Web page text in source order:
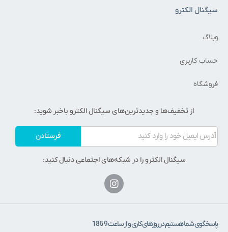
سیگنال الکترو
وبلاگ
حساب کاربری
فروشگاه
از تخفیف‌ها و جدیدترین‌های سیگنال الکترو باخبر شوید:
فرستادن
سیگنال الکترو را در شبکه‌های اجتماعی دنبال کنید:
پاسخگوی شما هستیم در روزهای کاری و از ساعت 9 تا 18